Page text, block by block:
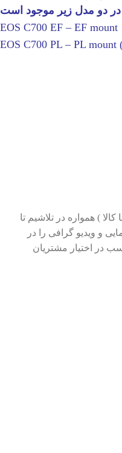
EOS C700 EF – EF mount
) همواره در تلاشیم تا
و ویدیو گرافی را در
در اختیار مشتریان